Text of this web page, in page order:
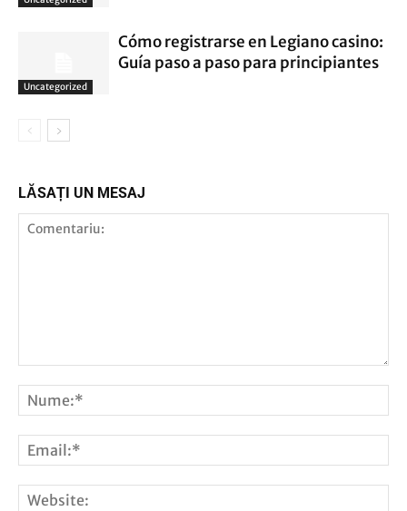
Uncategorized
Cómo registrarse en Legiano casino:
Guía paso a paso para principiantes
LĂSAȚI UN MESAJ